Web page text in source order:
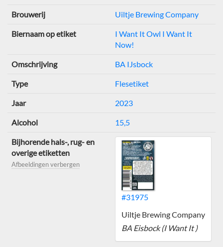
Brouwerij Uiltje Brewing Company
Biernaam op etiket
I Want It Owl I Want It
Now!
Omschrijving BA IJsbock
Type Flesetiket
Jaar 2023
Alcohol 15,5
Bijhorende hals-, rug- en
overige etiketten
Afbeeldingen verbergen
#31975
Uiltje Brewing Company
BA Eisbock (I Want It )